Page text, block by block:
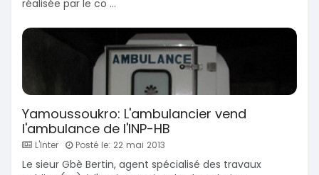
réalisée par le co ...
Yamoussoukro: L'ambulancier vend
l'ambulance de l'INP-HB
L'Inter Posté le: 22 mai 2013
Le sieur Gbè Bertin, agent spécialisé des travaux